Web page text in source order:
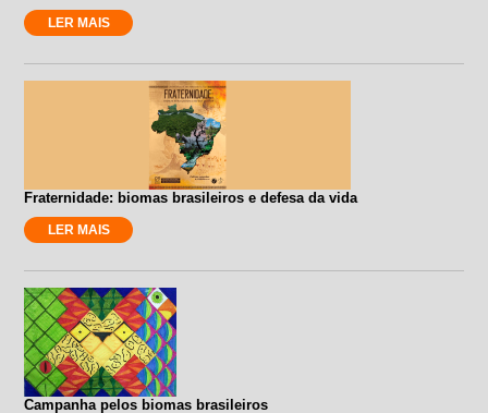
LER MAIS
Fraternidade: biomas brasileiros e defesa da vida
LER MAIS
Campanha pelos biomas brasileiros